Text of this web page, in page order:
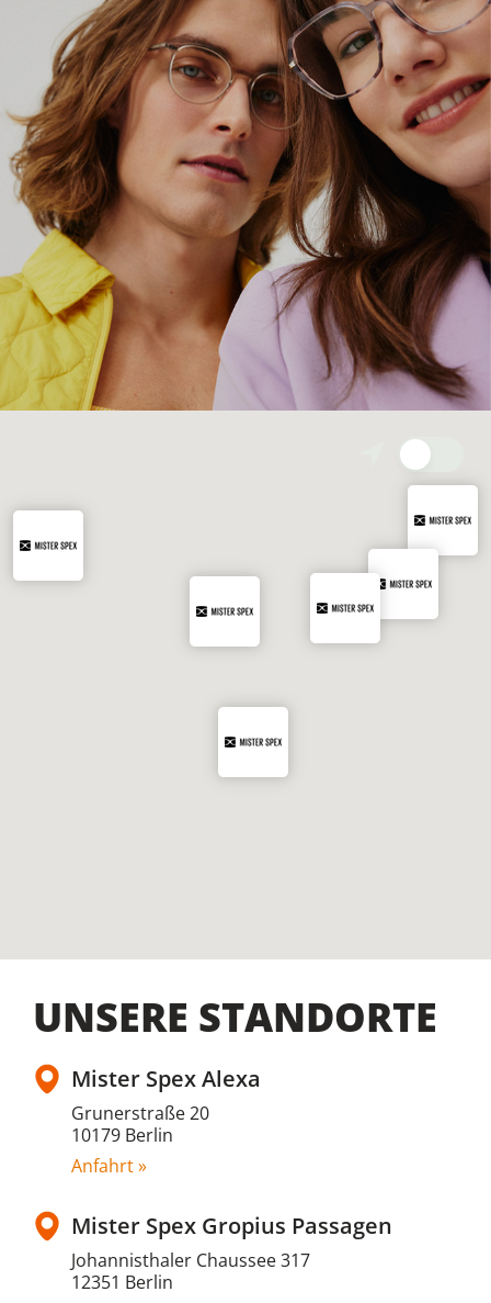
UNSERE STANDORTE
Mister Spex Alexa
Grunerstraße 20
10179 Berlin
Anfahrt »
Mister Spex Gropius Passagen
Johannisthaler Chaussee 317
12351 Berlin